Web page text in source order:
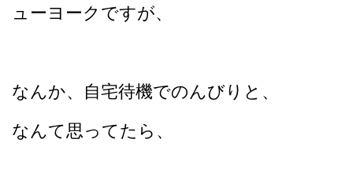
ューヨークですが、
なんか、自宅待機でのんびりと、
なんて思ってたら、